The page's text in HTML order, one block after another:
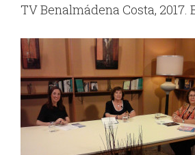
TV Benalmádena Costa, 2017.